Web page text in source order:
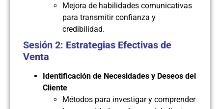
Mejora de habilidades comunicativas
para transmitir confianza y
credibilidad.
Sesión 2: Estrategias Efectivas de
Venta
Identificación de Necesidades y Deseos del
Cliente
Métodos para investigar y comprender